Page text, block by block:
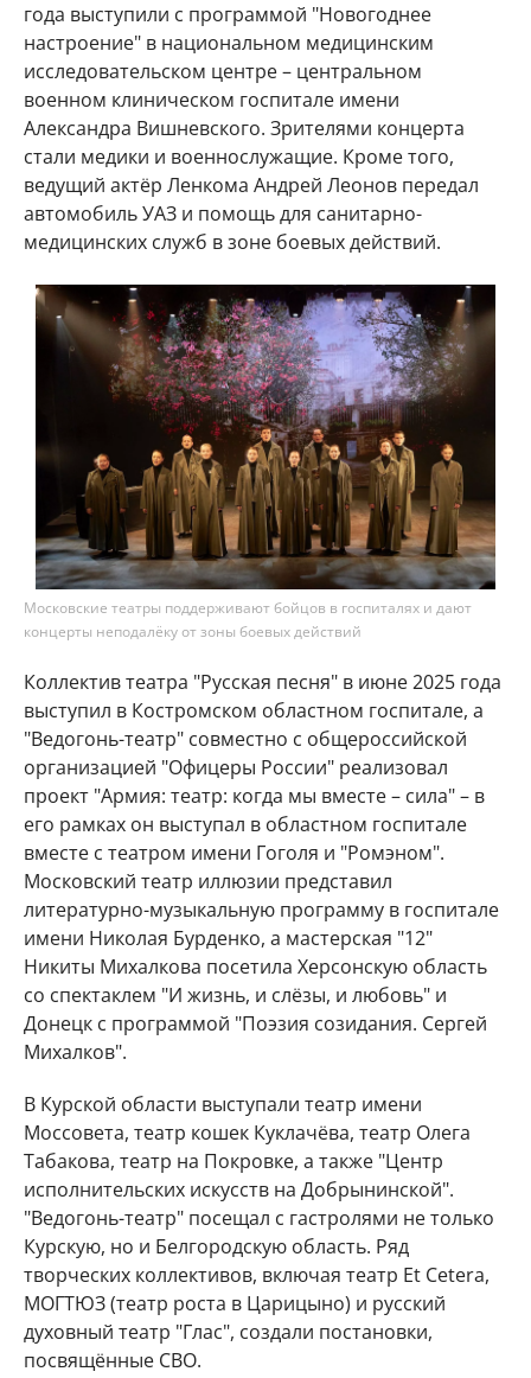
года выступили с программой "Новогоднее
настроение" в национальном медицинским
исследовательском центре – центральном
военном клиническом госпитале имени
Александра Вишневского. Зрителями концерта
стали медики и военнослужащие. Кроме того,
ведущий актёр Ленкома Андрей Леонов передал
автомобиль УАЗ и помощь для санитарно-
медицинских служб в зоне боевых действий.
Московские театры поддерживают бойцов в госпиталях и дают
концерты неподалёку от зоны боевых действий
Коллектив театра "Русская песня" в июне 2025 года
выступил в Костромском областном госпитале, а
"Ведогонь-театр" совместно с общероссийской
организацией "Офицеры России" реализовал
проект "Армия: театр: когда мы вместе – сила" – в
его рамках он выступал в областном госпитале
вместе с театром имени Гоголя и "Ромэном".
Московский театр иллюзии представил
литературно-музыкальную программу в госпитале
имени Николая Бурденко, а мастерская "12"
Никиты Михалкова посетила Херсонскую область
со спектаклем "И жизнь, и слёзы, и любовь" и
Донецк с программой "Поэзия созидания. Сергей
Михалков".
В Курской области выступали театр имени
Моссовета, театр кошек Куклачёва, театр Олега
Табакова, театр на Покровке, а также "Центр
исполнительских искусств на Добрынинской".
"Ведогонь-театр" посещал с гастролями не только
Курскую, но и Белгородскую область. Ряд
творческих коллективов, включая театр Et Cetera,
МОГТЮЗ (театр роста в Царицыно) и русский
духовный театр "Глас", создали постановки,
посвящённые СВО.